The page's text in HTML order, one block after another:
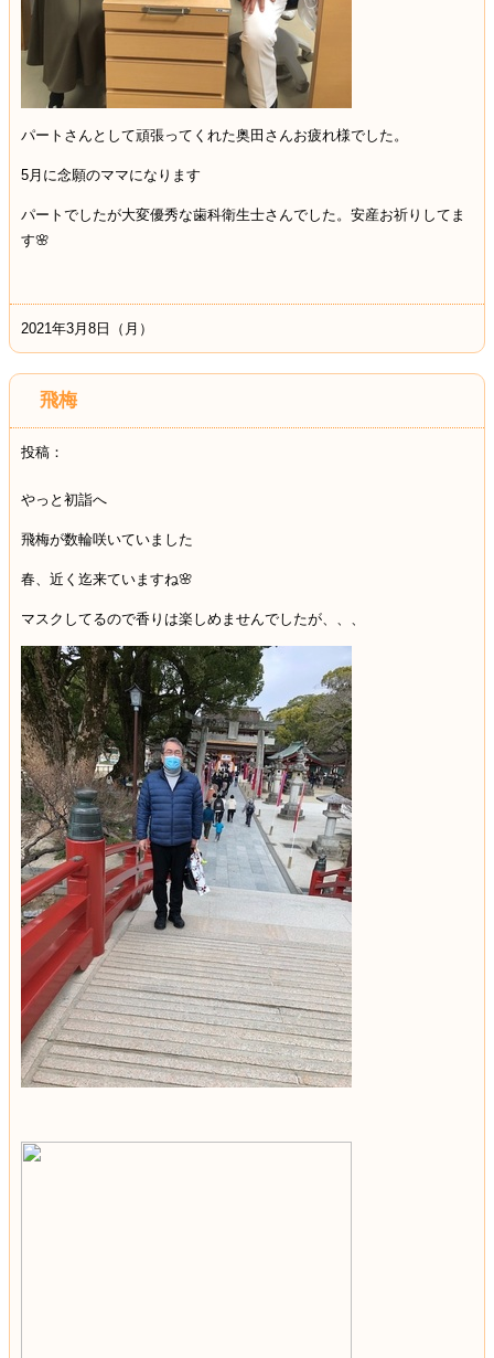
パートさんとして頑張ってくれた奥田さんお疲れ様でした。
5月に念願のママになります
パートでしたが大変優秀な歯科衛生士さんでした。安産お祈りしてま
す🌸
2021年3月8日（月）
飛梅
投稿：
やっと初詣へ
飛梅が数輪咲いていました
春、近く迄来ていますね🌸
マスクしてるので香りは楽しめませんでしたが、、、